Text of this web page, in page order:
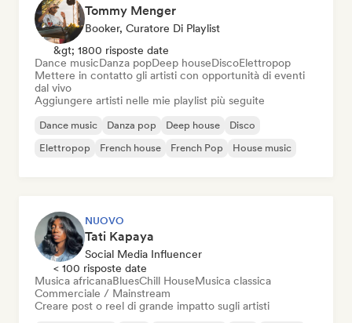
Tommy Menger
Booker, Curatore Di Playlist
&gt; 1800 risposte date
Dance musicDanza popDeep houseDiscoElettropop
Mettere in contatto gli artisti con opportunità di eventi
dal vivo
Aggiungere artisti nelle mie playlist più seguite
Dance music Danza pop Deep house
Disco
Elettropop
French house French Pop House music
NUOVO
Tati Kapaya
Social Media Influencer
< 100 risposte date
Musica africanaBluesChill HouseMusica classica
Commerciale / Mainstream
Creare post o reel di grande impatto sugli artisti